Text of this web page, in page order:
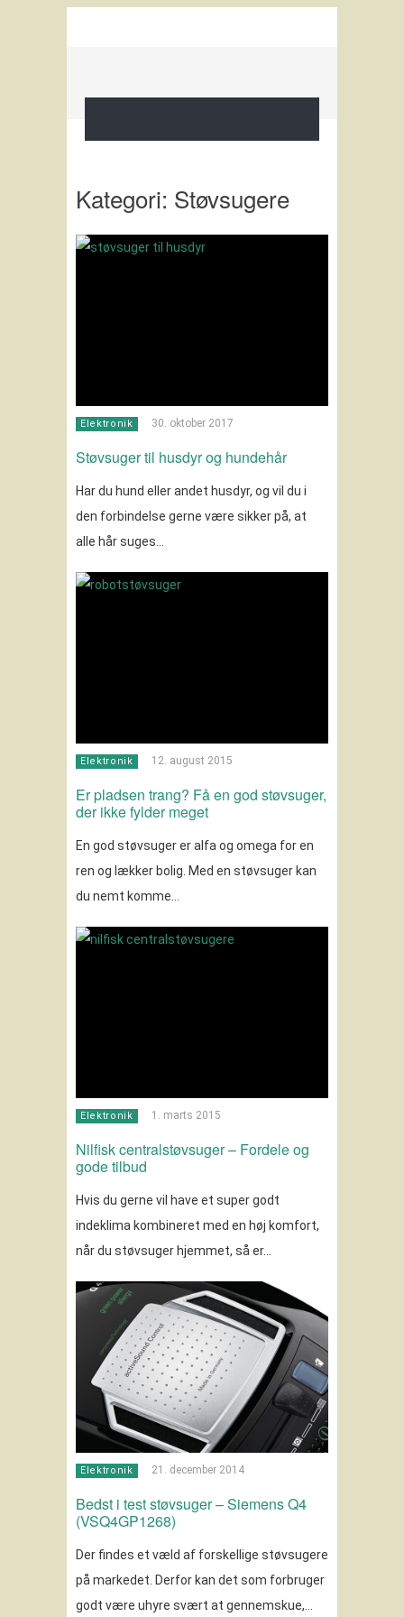
Kategori: Støvsugere
Elektronik 30. oktober 2017
Støvsuger til husdyr og hundehår
Har du hund eller andet husdyr, og vil du i
den forbindelse gerne være sikker på, at
alle hår suges…
Elektronik 12. august 2015
Er pladsen trang? Få en god støvsuger,
der ikke fylder meget
En god støvsuger er alfa og omega for en
ren og lækker bolig. Med en støvsuger kan
du nemt komme…
Elektronik 1. marts 2015
Nilfisk centralstøvsuger – Fordele og
gode tilbud
Hvis du gerne vil have et super godt
indeklima kombineret med en høj komfort,
når du støvsuger hjemmet, så er…
Elektronik 21. december 2014
Bedst i test støvsuger – Siemens Q4
(VSQ4GP1268)
Der findes et væld af forskellige støvsugere
på markedet. Derfor kan det som forbruger
godt være uhyre svært at gennemskue,…